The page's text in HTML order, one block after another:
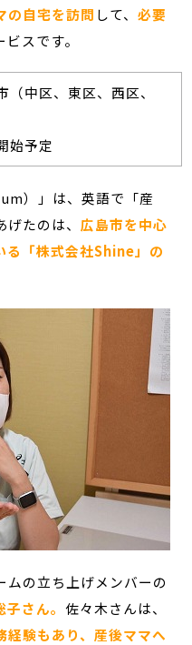
の自宅を訪問 して、必要
スです。
中区、東区、西区、
始予定
）」は、英語で「産
げたのは、広島市を中心
る「株式会社Shine」の
ムの立ち上げメンバーの
子さん。佐々木さんは、
経験もあり、産後ママへ